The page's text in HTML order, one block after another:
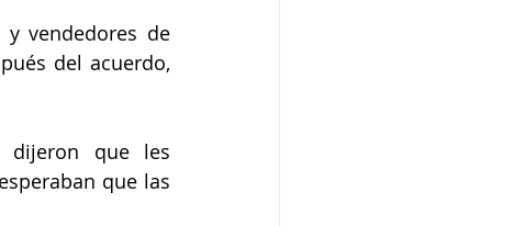
vendedores de
del acuerdo,
dijeron que les
que las